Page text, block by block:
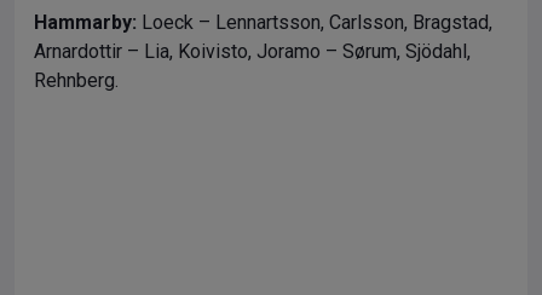
Hammarby: Loeck – Lennartsson, Carlsson, Bragstad,
Arnardottir – Lia, Koivisto, Joramo – Sørum, Sjödahl,
Rehnberg.